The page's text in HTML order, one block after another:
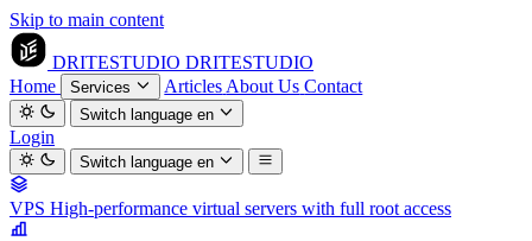
Skip to main content
DRITESTUDIO DRITESTUDIO
Home
Services Articles About Us Contact
Switch languageen
Login
Switch languageen
VPS High-performance virtual servers with full root access